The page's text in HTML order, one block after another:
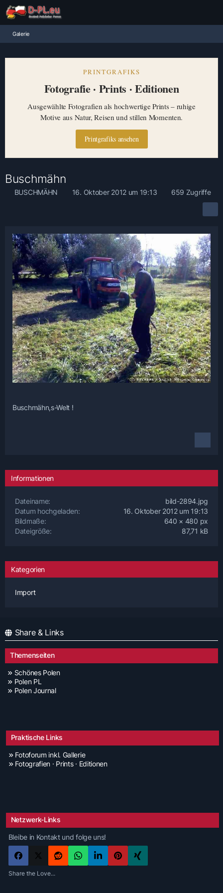
Galerie
PRINTGRAFIKS
Fotografie · Prints · Editionen
Ausgewählte Fotografien als hochwertige Prints – ruhige
Motive aus Natur, Reisen und stillen Momenten.
Printgrafiks ansehen
Buschmähn
BUSCHMÄHN 16. Oktober 2012 um 19:13 659 Zugriffe
Buschmähn,s-Welt !
Informationen
Dateiname
bild-2894.jpg
Datum hochgeladen
16. Oktober 2012 um 19:13
Bildmaße
640 × 480 px
Dateigröße
87,71 kB
Kategorien
Import
Share & Links
Themenseiten
Schönes Polen
Polen PL
Polen Journal
Praktische Links
Fotoforum inkl. Gallerie
Fotografien · Prints · Editionen
Netzwerk-Links
Bleibe in Kontakt und folge uns!
Share the Love...